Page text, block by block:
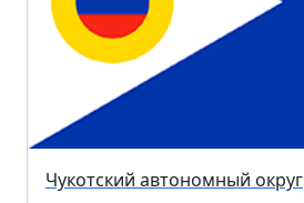
Чукотский автономный округ